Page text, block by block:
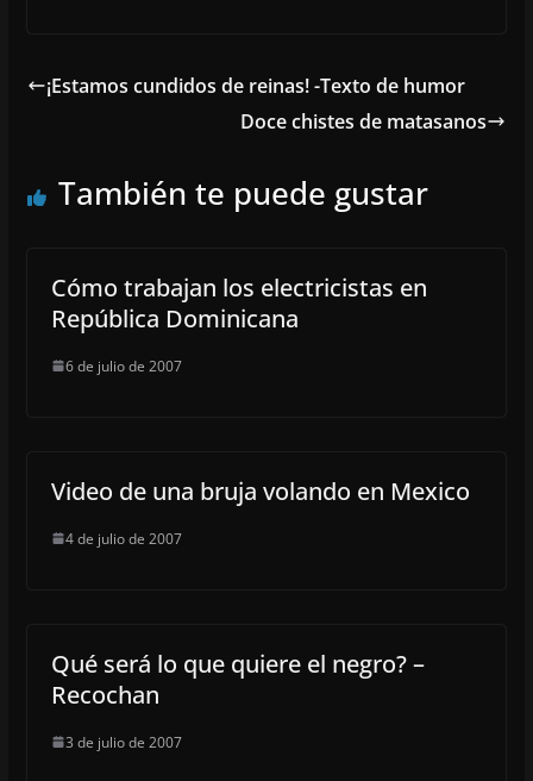
¡Estamos cundidos de reinas! -Texto de humor
Doce chistes de matasanos
También te puede gustar
Cómo trabajan los electricistas en
República Dominicana
6 de julio de 2007
Video de una bruja volando en Mexico
4 de julio de 2007
Qué será lo que quiere el negro? –
Recochan
3 de julio de 2007